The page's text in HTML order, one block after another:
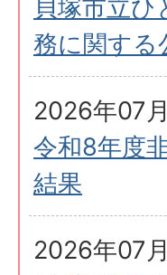
貝塚市立
務に関する
2026年07
令和8年度
結果
2026年07